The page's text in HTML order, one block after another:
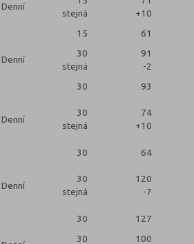
Denní
stejná
+10
15 61
Denní
30
stejná
91
-2
30 93
Denní
30
stejná
74
+10
30 64
Denní
30
stejná
120
-7
30 127
30
100